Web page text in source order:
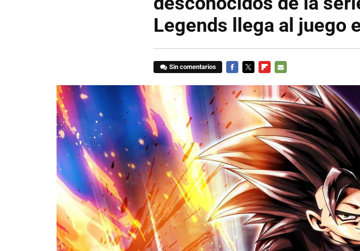
Legends llega al juego
Sin comentarios
MAIL